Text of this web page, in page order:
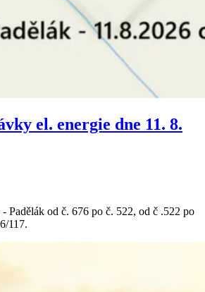
el. energie dne 11. 8.
Padělák od č. 676 po č. 522, od č .522 po
117.